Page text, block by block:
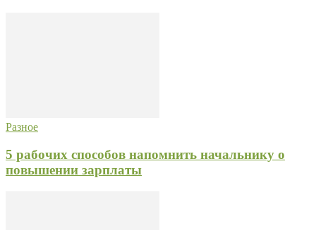
Разное
5 рабочих способов напомнить начальнику о
повышении зарплаты